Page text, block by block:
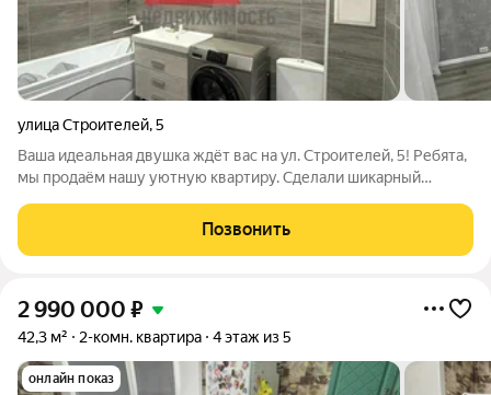
улица Строителей,5
Ваша идеальная двушка ждёт вас на ул. Строителей, 5! Ребята,
мы продаём нашу уютную квартиру. Сделали шикарный
Просто берёте зубные щётки
Позвонить
2 990 000 ₽
42,3 м² 2-комн. квартира 4 этаж из 5
онлайн показ